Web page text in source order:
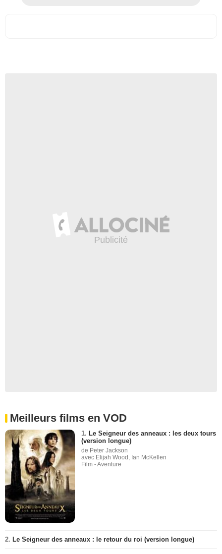
Meilleurs films en VOD
1. Le Seigneur des anneaux : les deux tours
(version longue)
de Peter Jackson
avec Elijah Wood, Ian McKellen
Film - Aventure
2. Le Seigneur des anneaux : le retour du roi (version longue)